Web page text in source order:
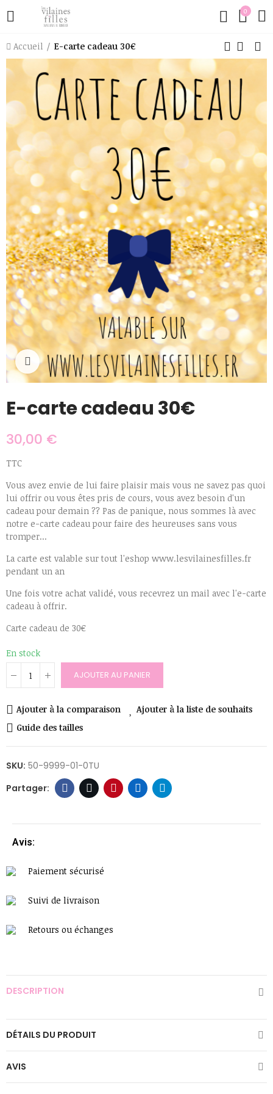
0
Accueil E-carte cadeau 30€
Cliquer pour agrandir
E-carte cadeau 30€
30,00 €
TTC
Vous avez envie de lui faire plaisir mais vous ne savez pas quoi
lui offrir ou vous êtes pris de cours, vous avez besoin d'un
cadeau pour demain ?? Pas de panique, nous sommes là avec
notre e-carte cadeau pour faire des heureuses sans vous
tromper...
La carte est valable sur tout l'eshop www.lesvilainesfilles.fr
pendant un an
Une fois votre achat validé, vous recevrez un mail avec l'e-carte
cadeau à offrir.
Carte cadeau de 30€
En stock
AJOUTER AU PANIER
Ajouter à la comparaison
Ajouter à la liste de souhaits
Guide des tailles
SKU: 50-9999-01-0TU
Avis:
Paiement sécurisé
Suivi de livraison
Retours ou échanges
DESCRIPTION
DÉTAILS DU PRODUIT
AVIS